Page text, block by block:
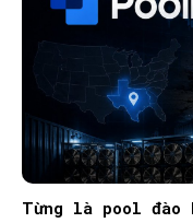
Từng là pool